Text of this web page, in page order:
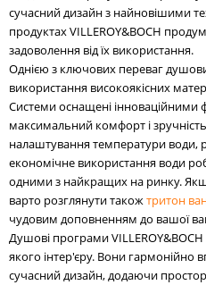
сучасний дизайн з найновішими
продуктах VILLEROY&BOCH
задоволення від їх використання.
Однією з ключових переваг
використання високоякісних
Системи оснащені інноваційними
максимальний комфорт і
налаштування температури води,
економічне використання води
одними з найкращих на ринку.
варто розглянути такожтритон
чудовим доповненням до вашої
Душові програми VILLEROY&BOCH
якого інтер'єру. Вони гармонійно
сучасний дизайн, додаючи